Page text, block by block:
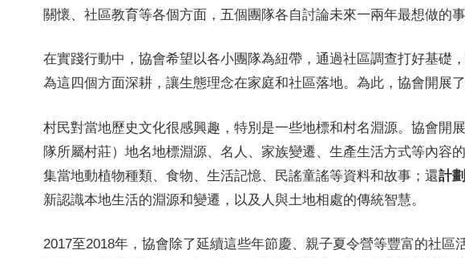
關懷、社區教育等各個方面，五個團隊各自討論未來一兩年最想做的
在實踐行動中，協會希望以各小團隊為紐帶，通過社區調查打好基礎
為這四個方面深耕，讓生態理念在家庭和社區落地。為此，協會開展了
村民對當地歷史文化很感興趣，特別是一些地標和村名淵源。協會開
隊所屬村莊）地名地標淵源、名人、家族變遷、生產生活方式等內容
集當地動植物種類、食物、生活記憶、民謠童謠等資料和故事；還計劃
新認識本地生活的淵源和變遷，以及人與土地相處的傳統智慧。
2017至2018年，協會除了延續這些年節慶、親子夏令營等豐富的社